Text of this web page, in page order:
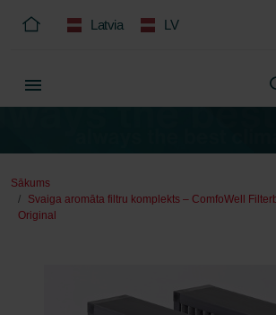
Latvia LV
Sākums
Svaiga aromāta filtru komplekts – ComfoWell
Original